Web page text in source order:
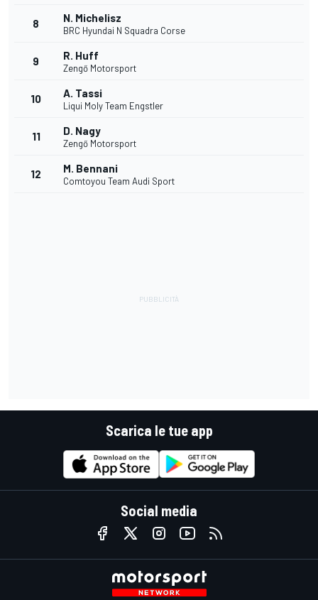
8 N. Michelisz
BRC Hyundai N Squadra Corse
9 R. Huff
Zengő Motorsport
10 A. Tassi
Liqui Moly Team Engstler
11 D. Nagy
Zengő Motorsport
12 M. Bennani
Comtoyou Team Audi Sport
Scarica le tue app
Social media